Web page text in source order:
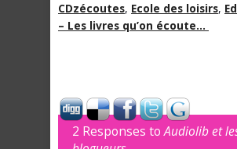
CDzécoutes, Ecole des loisirs,
– Les livres qu’on écoute…
2 Responses toAudiolib et